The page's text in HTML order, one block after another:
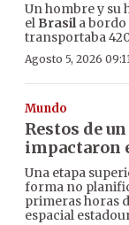
Un hombre y su
el Brasila bordo
transportaba
Agosto 5, 2026
Mundo
Restos de
impactaron
Una etapa
forma no
primeras horas
espacial